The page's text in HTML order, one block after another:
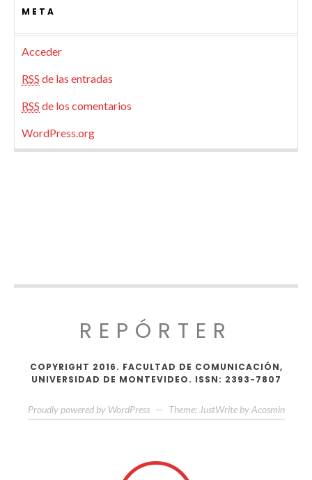
META
Acceder
RSS de las entradas
RSS de los comentarios
WordPress.org
REPÓRTER
COPYRIGHT 2016. FACULTAD DE COMUNICACIÓN,
UNIVERSIDAD DE MONTEVIDEO. ISSN: 2393-7807
Proudly powered by WordPress — Theme: JustWrite by Acosmin